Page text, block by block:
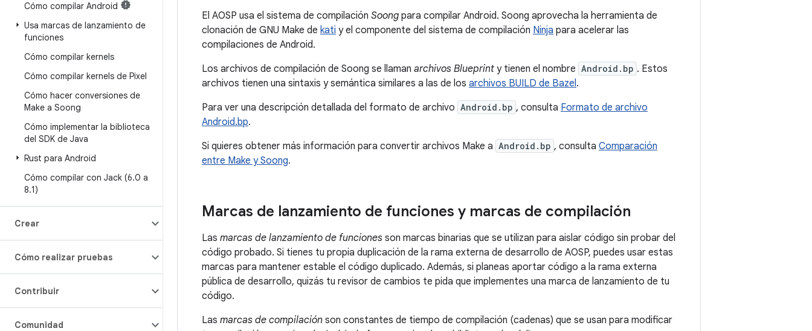
Cómo compilar Android
Usa marcas de lanzamiento de
funciones
Cómo compilar kernels
Cómo compilar kernels de Pixel
Cómo hacer conversiones de
Make a Soong
Cómo implementar la biblioteca
del SDK de Java
Rust para Android
Cómo compilar con Jack (6.0 a
8.1)
Crear
Cómo realizar pruebas
Contribuir
Comunidad
El AOSP usa el sistema de compilación Soong para compilar Android. Soong aprovecha la herramienta de
clonación de GNU Make de kati y el componente del sistema de compilación Ninja para acelerar las
compilaciones de Android.
Los archivos de compilación de Soong se llaman archivos Blueprint y tienen el nombre Android.bp . Estos
archivos tienen una sintaxis y semántica similares a las de los archivos BUILD de Bazel.
Para ver una descripción detallada del formato de archivo Android.bp , consulta Formato de archivo
Android.bp.
Si quieres obtener más información para convertir archivos Make a Android.bp , consulta Comparación
entre Make y Soong.
Marcas de lanzamiento de funciones y marcas de compilación
Las marcas de lanzamiento de funciones son marcas binarias que se utilizan para aislar código sin probar del
código probado. Si tienes tu propia duplicación de la rama externa de desarrollo de AOSP, puedes usar estas
marcas para mantener estable el código duplicado. Además, si planeas aportar código a la rama externa
pública de desarrollo, quizás tu revisor de cambios te pida que implementes una marca de lanzamiento de tu
código.
Las marcas de compilación son constantes de tiempo de compilación (cadenas) que se usan para modificar